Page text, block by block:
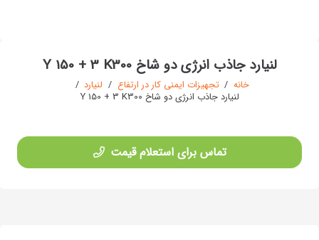
لنیارد جاذب انرژی دو شاخ Y 150 + 3 K300
خانه / تجهیزات ایمنی کار در ارتفاع / لنیارد /
لنیارد جاذب انرژی دو شاخ Y 150 + 3 K300
تماس برای استعلام قیمت